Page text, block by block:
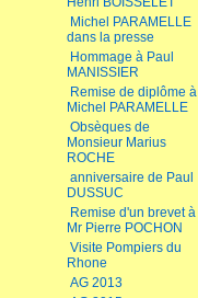
Michel PARAMELLE
dans la presse
Hommage à Paul
MANISSIER
Remise de diplôme à
Michel PARAMELLE
Obsèques de
Monsieur Marius
ROCHE
anniversaire de Paul
DUSSUC
Remise d'un brevet à
Mr Pierre POCHON
Visite Pompiers du
Rhone
AG 2013